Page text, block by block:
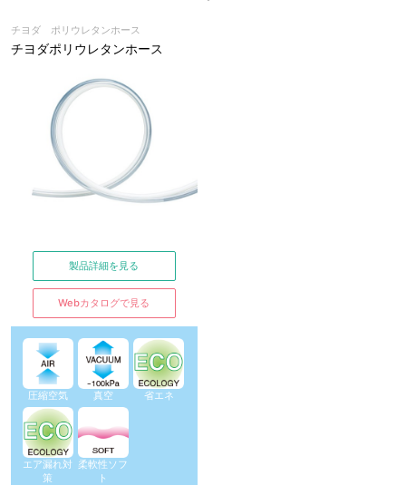
チヨダ ポリウレタンホース
チヨダポリウレタンホース
製品詳細を見る
Webカタログで見る
圧縮空気 真空 省エネ
エア漏れ対
策
柔軟性ソフ
ト